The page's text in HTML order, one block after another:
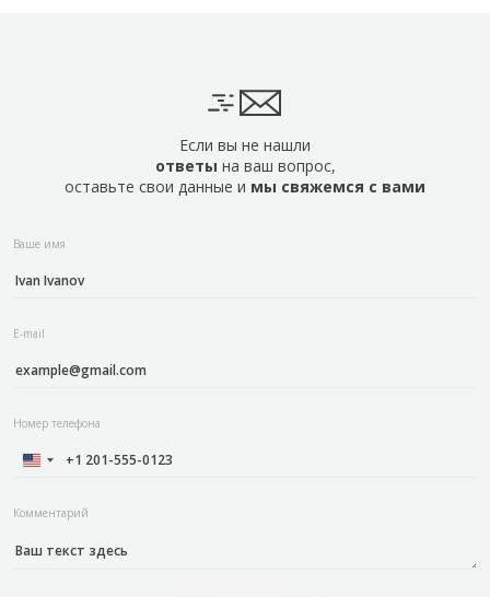
Если вы не нашли
ответы на ваш вопрос,
оставьте свои данные и мы свяжемся с вами
Ваше имя
E-mail
Номер телефона
Комментарий